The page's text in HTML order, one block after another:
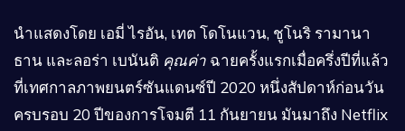
นำแสดงโดย เอมี่ ไรอัน, เทต โดโนแวน, ชูโนริ รามานา
ธาน และลอร่า เบนันติ คุณค่า ฉายครั้งแรกเมื่อครึ่งปีที่แล้ว
ที่เทศกาลภาพยนตร์ซันแดนซ์ปี 2020 หนึ่งสัปดาห์ก่อนวัน
ครบรอบ 20 ปีของการโจมตี 11 กันยายน มันมาถึง Netflix